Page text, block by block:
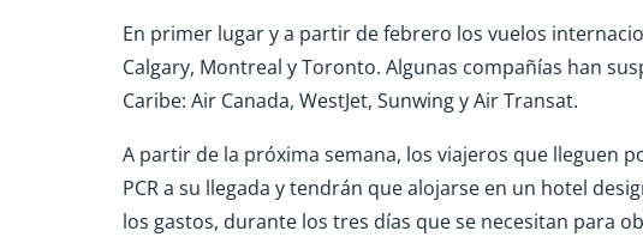
En primer lugar y a partir de febrero los vuelos
Calgary, Montreal y Toronto. Algunas compañías han
Caribe: Air Canada, WestJet, Sunwing y Air Transat.
A partir de la próxima semana, los viajeros que lleguen
PCR a su llegada y tendrán que alojarse en un hotel
los gastos, durante los tres días que se necesitan para